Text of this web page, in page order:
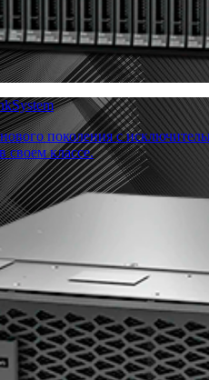
поколения с
своем классе.